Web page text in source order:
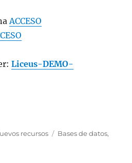
ACCESO
Liceus-DEMO-
recursos Etiquetas
Bases de datos,